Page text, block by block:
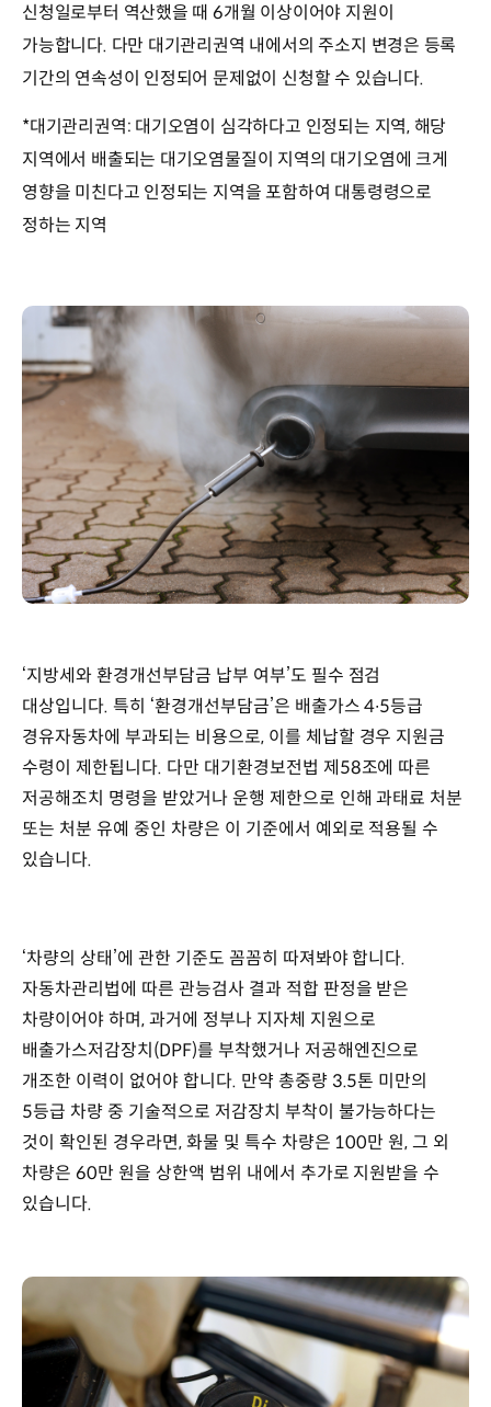
신청일로부터 역산했을 때 6개월 이상이어야 지원이
가능합니다. 다만 대기관리권역 내에서의 주소지 변경은 등록
기간의 연속성이 인정되어 문제없이 신청할 수 있습니다.
*대기관리권역: 대기오염이 심각하다고 인정되는 지역, 해당
지역에서 배출되는 대기오염물질이 지역의 대기오염에 크게
영향을 미친다고 인정되는 지역을 포함하여 대통령령으로
정하는 지역
‘지방세와 환경개선부담금 납부 여부’도 필수 점검
대상입니다. 특히 ‘환경개선부담금’은 배출가스 4∙5등급
경유자동차에 부과되는 비용으로, 이를 체납할 경우 지원금
수령이 제한됩니다. 다만 대기환경보전법 제58조에 따른
저공해조치 명령을 받았거나 운행 제한으로 인해 과태료 처분
또는 처분 유예 중인 차량은 이 기준에서 예외로 적용될 수
있습니다.
‘차량의 상태’에 관한 기준도 꼼꼼히 따져봐야 합니다.
자동차관리법에 따른 관능검사 결과 적합 판정을 받은
차량이어야 하며, 과거에 정부나 지자체 지원으로
배출가스저감장치(DPF)를 부착했거나 저공해엔진으로
개조한 이력이 없어야 합니다. 만약 총중량 3.5톤 미만의
5등급 차량 중 기술적으로 저감장치 부착이 불가능하다는
것이 확인된 경우라면, 화물 및 특수 차량은 100만 원, 그 외
차량은 60만 원을 상한액 범위 내에서 추가로 지원받을 수
있습니다.